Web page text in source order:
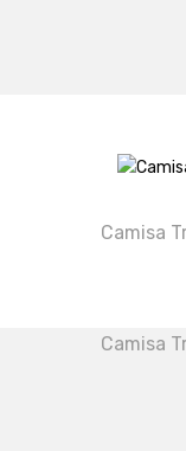
Camisa
Camisa